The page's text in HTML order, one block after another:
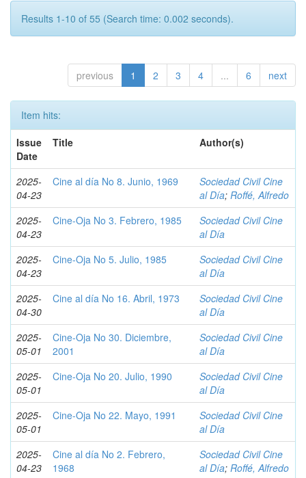
Results 1-10 of 55 (Search time: 0.002 seconds).
previous 1 2 3 4 ... 6 next
Item hits:
Issue
Date
Title Author(s)
2025-
04-23
Cine al día No 8. Junio, 1969
Sociedad Civil Cine
al Día; Roffé, Alfredo
2025-
04-23
Cine-Oja No 3. Febrero, 1985
Sociedad Civil Cine
al Día
2025-
04-23
Cine-Oja No 5. Julio, 1985
Sociedad Civil Cine
al Día
2025-
04-30
Cine al día No 16. Abril, 1973
Sociedad Civil Cine
al Día
2025-
05-01
Cine-Oja No 30. Diciembre,
2001
Sociedad Civil Cine
al Día
2025-
05-01
Cine-Oja No 20. Julio, 1990
Sociedad Civil Cine
al Día
2025-
05-01
Cine-Oja No 22. Mayo, 1991
Sociedad Civil Cine
al Día
2025-
04-23
Cine al día No 2. Febrero,
1968
Sociedad Civil Cine
al Día; Roffé, Alfredo